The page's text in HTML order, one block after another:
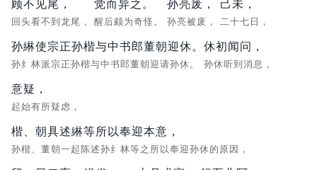
顾不见尾，
回头看不到龙尾，
觉而异之。
醒后颇为奇怪。
孙亮废，
孙亮被废，
己未，
二十七日，
孙綝使宗正孙楷与中书郎董朝迎休。
孙纟林派宗正孙楷与中书郎董朝迎请孙休。
休初闻问，
孙休听到消息，
意疑，
起始有所疑虑，
楷、朝具述綝等所以奉迎本意，
孙楷、董朝一起陈述孙纟林等之所以奉迎孙休的原因，